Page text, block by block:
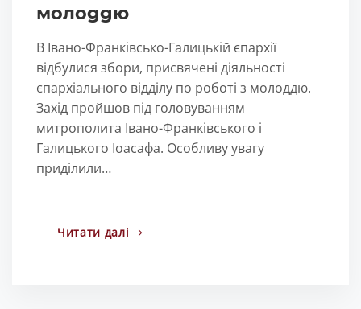
молоддю
В Івано-Франківсько-Галицькій єпархії
відбулися збори, присвячені діяльності
єпархіального відділу по роботі з молоддю.
Захід пройшов під головуванням
митрополита Івано-Франківського і
Галицького Іоасафа. Особливу увагу
приділили…
Читати далі